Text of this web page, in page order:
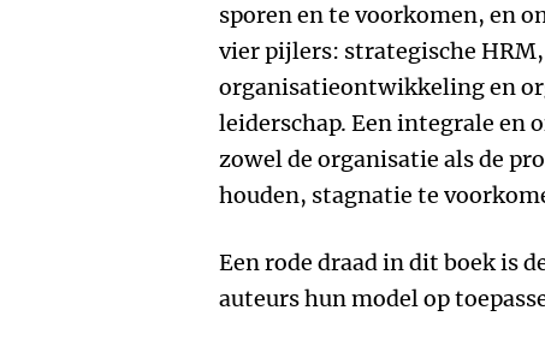
sporen en te voorkomen, en
vier pijlers: strategische
organisatieontwikkeling en
leiderschap. Een integrale en
zowel de organisatie als de
houden, stagnatie te
Een rode draad in dit boek is
auteurs hun model op